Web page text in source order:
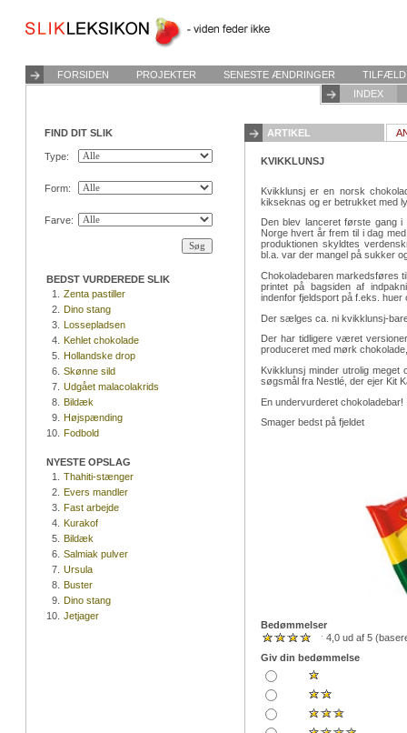
FORSIDEN PROJEKTER SENESTE ÆNDRINGER
INDEX
FIND DIT SLIK
Type:
Form:
Farve:
BEDST VURDEREDE SLIK
1.
Zenta pastiller
2. Dino stang
3. Lossepladsen
4. Kehlet chokolade
5. Hollandske drop
6. Skønne sild
7. Udgået malacolakrids
8. Bildæk
9. Højspænding
10. Fodbold
NYESTE OPSLAG
1.
Thahiti-stænger
2. Evers mandler
3. Fast arbejde
4. Kurakof
5. Bildæk
6. Salmiak pulver
7. Ursula
8. Buster
9. Dino stang
10. Jetjager
ARTIKEL
KVIKKLUNSJ
Kvikklunsj er en norsk
kikseknas og er betrukket med
Den blev lanceret første gang
Norge hvert år frem til i dag
produktionen skyldtes
bl.a. var der mangel på sukker
Chokoladebaren markedsføres
printet på bagsiden af
indenfor fjeldsport på f.eks. huer
Der sælges ca. ni kvikklunsj-
Der har tidligere været
produceret med mørk
Kvikklunsj minder utrolig
søgsmål fra Nestlé, der ejer Kit
En undervurderet chokoladebar!
Smager bedst på fjeldet
Bedømmelser
4,0 ud af 5
Giv din bedømmelse